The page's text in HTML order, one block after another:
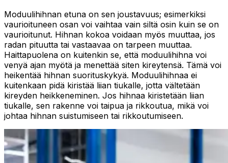
Moduulihihnan etuna on sen joustavuus; esimerkiksi
vaurioituneen osan voi vaihtaa vain siltä osin kuin se on
vaurioitunut. Hihnan kokoa voidaan myös muuttaa, jos
radan pituutta tai vastaavaa on tarpeen muuttaa.
Haittapuolena on kuitenkin se, että moduulihihna voi
venyä ajan myötä ja menettää siten kireytensä. Tämä voi
heikentää hihnan suorituskykyä. Moduulihihnaa ei
kuitenkaan pidä kiristää liian tiukalle, jotta vältetään
kireyden heikkeneminen. Jos hihnaa kiristetään liian
tiukalle, sen rakenne voi taipua ja rikkoutua, mikä voi
johtaa hihnan suistumiseen tai rikkoutumiseen.